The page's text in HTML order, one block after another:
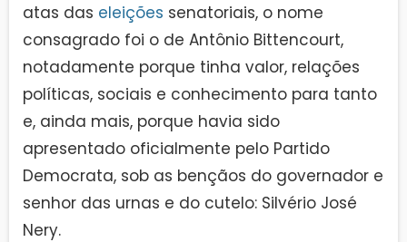
atas das eleições senatoriais, o nome
consagrado foi o de Antônio Bittencourt,
notadamente porque tinha valor, relações
políticas, sociais e conhecimento para tanto
e, ainda mais, porque havia sido
apresentado oficialmente pelo Partido
Democrata, sob as bençãos do governador e
senhor das urnas e do cutelo: Silvério José
Nery.